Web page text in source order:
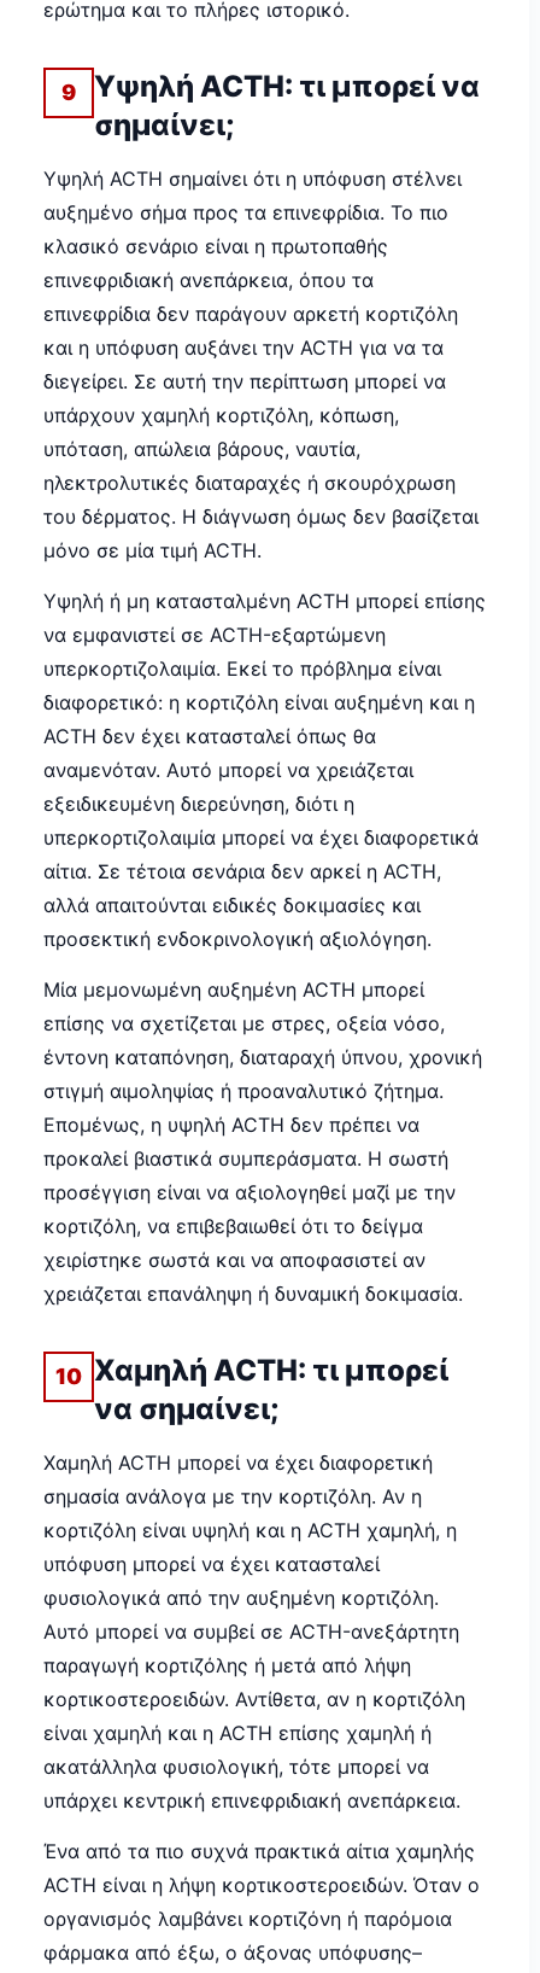
ερώτημα και το πλήρες ιστορικό.
9
Υψηλή ACTH: τι μπορεί να
σημαίνει;
Υψηλή ACTH σημαίνει ότι η υπόφυση στέλνει
αυξημένο σήμα προς τα επινεφρίδια. Το πιο
κλασικό σενάριο είναι η πρωτοπαθής
επινεφριδιακή ανεπάρκεια, όπου τα
επινεφρίδια δεν παράγουν αρκετή κορτιζόλη
και η υπόφυση αυξάνει την ACTH για να τα
διεγείρει. Σε αυτή την περίπτωση μπορεί να
υπάρχουν χαμηλή κορτιζόλη, κόπωση,
υπόταση, απώλεια βάρους, ναυτία,
ηλεκτρολυτικές διαταραχές ή σκουρόχρωση
του δέρματος. Η διάγνωση όμως δεν βασίζεται
μόνο σε μία τιμή ACTH.
Υψηλή ή μη κατασταλμένη ACTH μπορεί επίσης
να εμφανιστεί σε ACTH-εξαρτώμενη
υπερκορτιζολαιμία. Εκεί το πρόβλημα είναι
διαφορετικό: η κορτιζόλη είναι αυξημένη και η
ACTH δεν έχει κατασταλεί όπως θα
αναμενόταν. Αυτό μπορεί να χρειάζεται
εξειδικευμένη διερεύνηση, διότι η
υπερκορτιζολαιμία μπορεί να έχει διαφορετικά
αίτια. Σε τέτοια σενάρια δεν αρκεί η ACTH,
αλλά απαιτούνται ειδικές δοκιμασίες και
προσεκτική ενδοκρινολογική αξιολόγηση.
Μία μεμονωμένη αυξημένη ACTH μπορεί
επίσης να σχετίζεται με στρες, οξεία νόσο,
έντονη καταπόνηση, διαταραχή ύπνου, χρονική
στιγμή αιμοληψίας ή προαναλυτικό ζήτημα.
Επομένως, η υψηλή ACTH δεν πρέπει να
προκαλεί βιαστικά συμπεράσματα. Η σωστή
προσέγγιση είναι να αξιολογηθεί μαζί με την
κορτιζόλη, να επιβεβαιωθεί ότι το δείγμα
χειρίστηκε σωστά και να αποφασιστεί αν
χρειάζεται επανάληψη ή δυναμική δοκιμασία.
10 Χαμηλή ACTH: τι μπορεί
να σημαίνει;
Χαμηλή ACTH μπορεί να έχει διαφορετική
σημασία ανάλογα με την κορτιζόλη. Αν η
κορτιζόλη είναι υψηλή και η ACTH χαμηλή, η
υπόφυση μπορεί να έχει κατασταλεί
φυσιολογικά από την αυξημένη κορτιζόλη.
Αυτό μπορεί να συμβεί σε ACTH-ανεξάρτητη
παραγωγή κορτιζόλης ή μετά από λήψη
κορτικοστεροειδών. Αντίθετα, αν η κορτιζόλη
είναι χαμηλή και η ACTH επίσης χαμηλή ή
ακατάλληλα φυσιολογική, τότε μπορεί να
υπάρχει κεντρική επινεφριδιακή ανεπάρκεια.
Ένα από τα πιο συχνά πρακτικά αίτια χαμηλής
ACTH είναι η λήψη κορτικοστεροειδών. Όταν ο
οργανισμός λαμβάνει κορτιζόνη ή παρόμοια
φάρμακα από έξω, ο άξονας υπόφυσης–